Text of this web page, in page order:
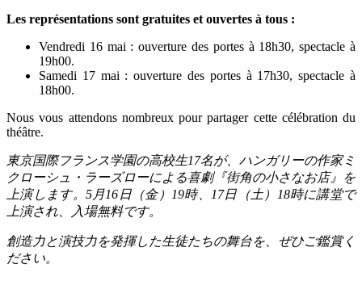
Les représentations sont gratuites et ouvertes à tous :
Vendredi 16 mai : ouverture des portes à 18h30, spectacle à
19h00.
Samedi 17 mai : ouverture des portes à 17h30, spectacle à
18h00.
Nous vous attendons nombreux pour partager cette célébration du
théâtre.
東京国際フランス学園の高校生17名が、ハンガリーの作家ミ
クローシュ・ラーズローによる喜劇『街角の小さなお店』を
上演します。 5月16日（金） 19時、 17日（土） 18時に講堂で
上演され、入場無料です。
創造力と演技力を発揮した生徒たちの舞台を、ぜひご鑑賞く
ださい。